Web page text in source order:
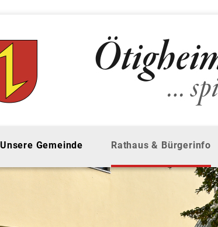
Unsere Gemeinde Rathaus & Bürgerinfo